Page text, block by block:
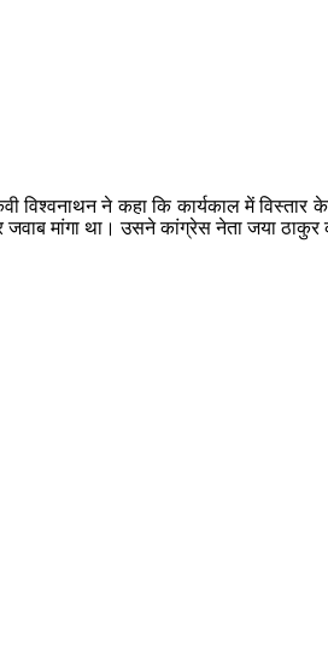
विश्वनाथन ने कहा कि कार्यकाल में
मांगा था। उसने कांग्रेस नेता जया